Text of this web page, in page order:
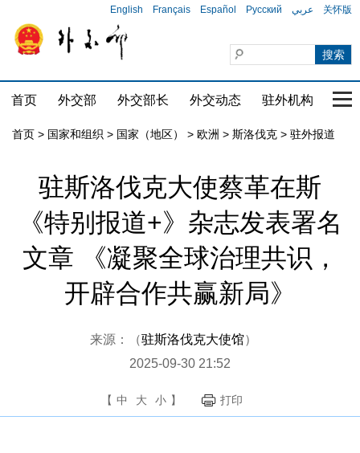
English Français Español Русский عربي 关怀版
首页 外交部 外交部长 外交动态 驻外机构 国
首页 > 国家和组织 > 国家（地区） > 欧洲 > 斯洛伐克 > 驻外报道
驻斯洛伐克大使蔡革在斯
《特别报道+》杂志发表署名
文章 《凝聚全球治理共识，
开辟合作共赢新局》
来源：（驻斯洛伐克大使馆）
2025-09-30 21:52
【 中 大 小 】 打印